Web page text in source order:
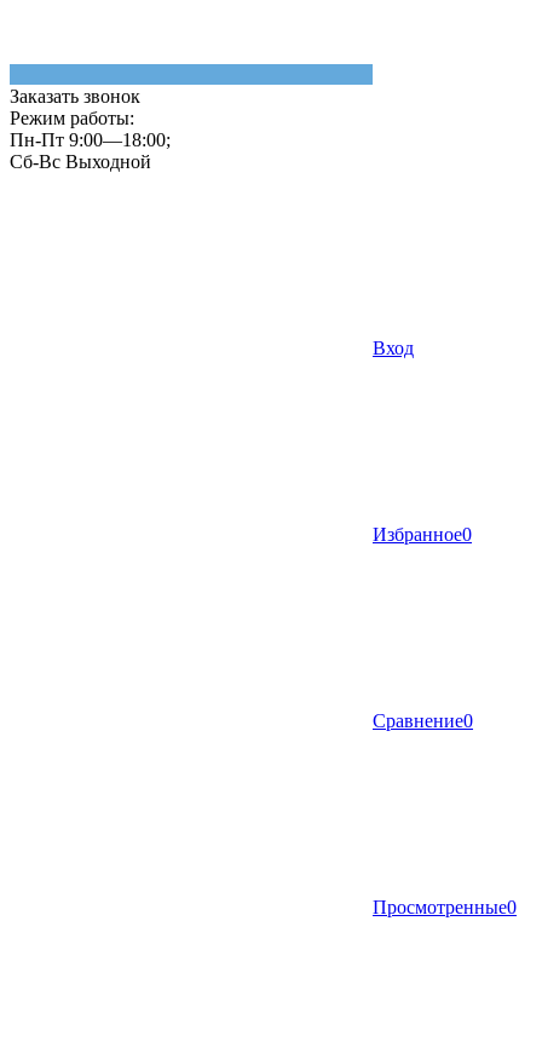
Заказать звонок
Режим работы:
Пн-Пт 9:00—18:00;
Сб-Вс Выходной
Вход
Избранное0
Сравнение0
Просмотренные0